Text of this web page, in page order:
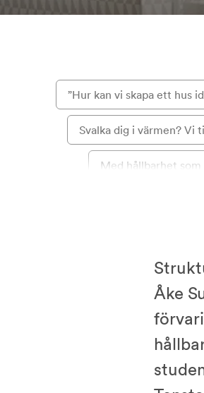
”Hur kan vi skapa ett hus
Svalka dig i värmen? Vi
Med hållbarhet som
”Uppslutningen på
Ta Waxholmsbåten till
Inreda
Åke